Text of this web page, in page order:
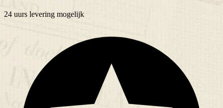
24 uurs levering mogelijk